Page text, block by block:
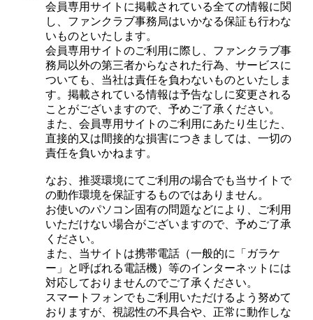
会員専用サイトに掲載されている全ての情報に関
し、ファンクラブ事務局はいかなる保証も行わな
いものといたします。
会員専用サイトのご利用に際し、ファンクラブ事
務局以外の第三者からなされた行為、サービスに
ついても、当社は責任を負わないものといたしま
す。掲載されている情報は予告なしに変更される
ことがございますので、予めご了承ください。
また、会員専用サイトのご利用にあたり生じた、
直接的又は間接的な損害につきましては、一切の
責任を負いかねます。
なお、推奨環境にてご利用の場合でも当サイトで
の動作環境を保証するものではありません。
お使いのパソコン固有の問題などにより、ご利用
いただけない場合がございますので、予めご了承
ください。
また、当サイトは携帯電話（一般的に「ガラケ
ー」と呼ばれる電話機）等のインターネットには
対応しておりませんのでご了承ください。
スマートフォンでもご利用いただけるよう努めて
おりますが、視認性の不具合や、正常に動作しな